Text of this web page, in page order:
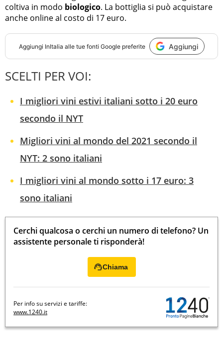
coltiva in modo biologico. La bottiglia si può acquistare
anche online al costo di 17 euro.
Aggiungi InItalia alle tue fonti Google preferite Aggiungi
SCELTI PER VOI:
I migliori vini estivi italiani sotto i 20 euro
secondo il NYT
Migliori vini al mondo del 2021 secondo il
NYT: 2 sono italiani
I migliori vini al mondo sotto i 17 euro: 3
sono italiani
Cerchi qualcosa o cerchi un numero di telefono? Un
assistente personale ti risponderà!
Chiama
Per info su servizi e tariffe:
www.1240.it